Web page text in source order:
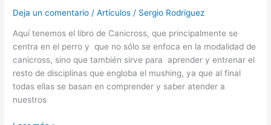
Deja un comentario /Artículos / Sergio Rodríguez
Aquí tenemos el libro de Canicross, que principalmente se
centra en el perro y que no sólo se enfoca en la modalidad de
canicross, sino que también sirve para aprender y entrenar el
resto de disciplinas que engloba el mushing, ya que al final
todas ellas se basan en comprender y saber atender a
nuestros